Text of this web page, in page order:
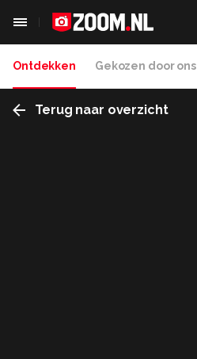
Ontdekken Gekozen door ons
Terug naar overzicht